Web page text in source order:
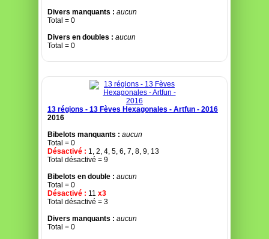
Divers manquants : aucun
Total = 0
Divers en doubles : aucun
Total = 0
13 régions - 13 Fèves Hexagonales - Artfun - 2016
2016
Bibelots manquants : aucun
Total = 0
Désactivé : 1, 2, 4, 5, 6, 7, 8, 9, 13
Total désactivé = 9
Bibelots en double : aucun
Total = 0
Désactivé : 11 x3
Total désactivé = 3
Divers manquants : aucun
Total = 0